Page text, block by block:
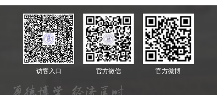
访客入口 官方微信 官方微博